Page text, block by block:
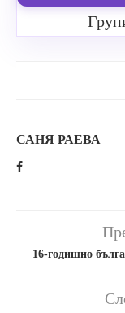
САНЯ РАЕВА
16-годишно